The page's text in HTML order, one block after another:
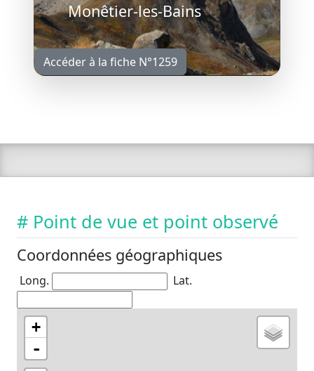
Monêtier-les-Bains
Accéder à la fiche N°1259
# Point de vue et point observé
Coordonnées géographiques
Long. Lat.
+
-